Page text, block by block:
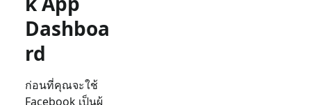
Dashboa
rd
ก่อนที่คุณจะใช้
Facebook เป็นผู้